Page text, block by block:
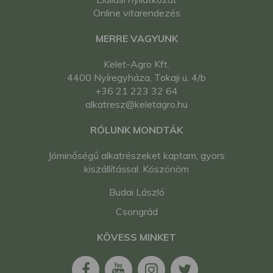
kistraktor
Iseki TG293 japán
Iseki TG33 japán
kistraktor
Iseki TG333 japán
kistraktor
Iseki TG53 japán
kistraktor
Iseki TGS37 japán
Iseki TK25 japán
kistraktor
kistraktor
Iseki TK37 japán
kistraktor
Kubota DC-1A japán
Kubota GL19 japán
Online vitarendezés
MERRE VAGYUNK
Kelet-Agro Kft.
4400 Nyíregyháza, Tokaji u. 4/b
+36 21 223 32 64
alkatresz@keletagro.hu
RÓLUNK MONDTÁK
Jóminőségű alkatrészeket kaptam, gyors
kiszállítással. Köszönöm
Budai László
Csongrád
KÖVESS MINKET